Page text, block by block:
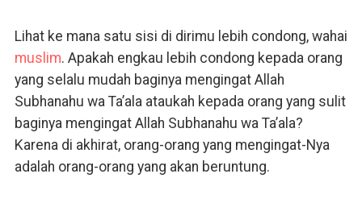
Lihat ke mana satu sisi di dirimu lebih condong, wahai
muslim. Apakah engkau lebih condong kepada orang
yang selalu mudah baginya mengingat Allah
Subhanahu wa Ta’ala ataukah kepada orang yang sulit
baginya mengingat Allah Subhanahu wa Ta’ala?
Karena di akhirat, orang-orang yang mengingat-Nya
adalah orang-orang yang akan beruntung.